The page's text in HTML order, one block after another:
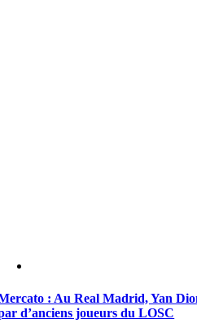
: Au Real Madrid, Yan
d’anciens joueurs du LOSC